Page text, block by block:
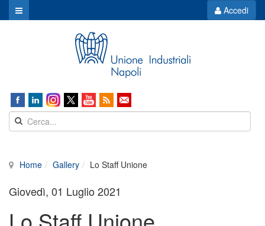
Accedi
Home Gallery Lo Staff Unione
Giovedì, 01 Luglio 2021